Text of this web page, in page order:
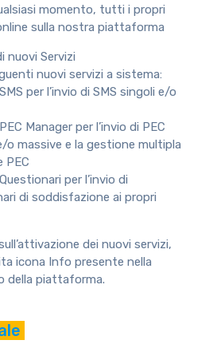
momento, tutti i propri
sulla nostra piattaforma
nuovi Servizi
nuovi servizi a sistema:
per l’invio di SMS singoli e/o
Manager per l’invio di PEC
o massive e la gestione multipla
PEC
per l’invio di
di soddisfazione ai propri
dei nuovi servizi,
icona Info presente nella
della piattaforma.